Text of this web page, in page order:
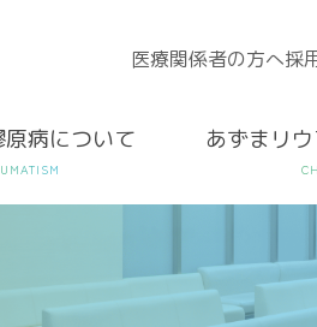
医療関係者の方へ採
病について あずまリ